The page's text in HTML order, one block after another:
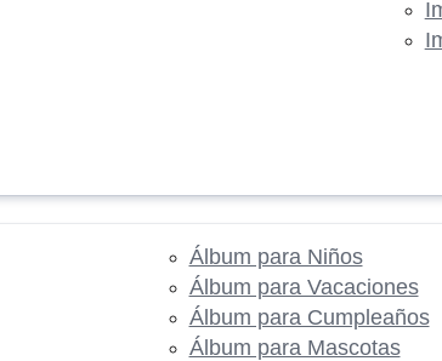
Álbum para Niños
Álbum para Vacaciones
Álbum para Cumpleaños
Álbum para Mascotas